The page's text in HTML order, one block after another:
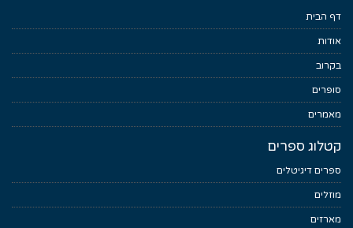
דף הבית
אודות
בקרוב
סופרים
מאמרים
קטלוג ספרים
ספרים דיגיטלים
מוזלים
מארזים